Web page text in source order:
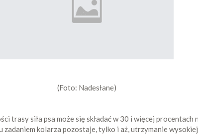
(Foto: Nadesłane)
trasy siła psa może się składać w 30 i więcej procentach
kolarza pozostaje, tylko i aż, utrzymanie